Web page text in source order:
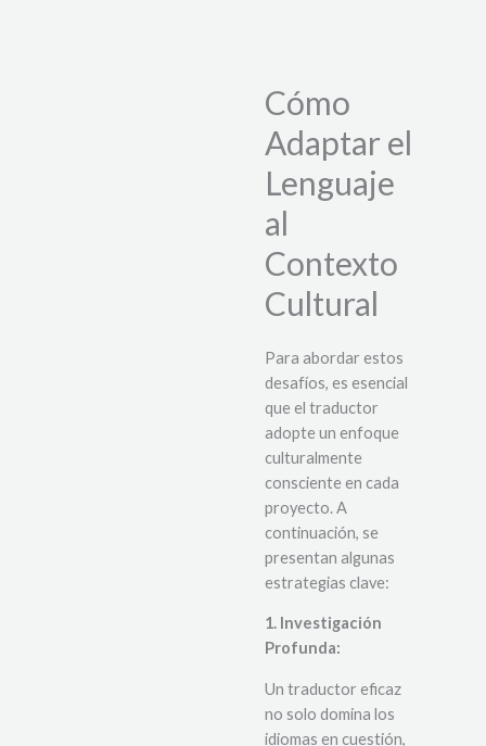
Cómo
Adaptar el
Lenguaje
al
Contexto
Cultural
Para abordar estos
desafíos, es esencial
que el traductor
adopte un enfoque
culturalmente
consciente en cada
proyecto.A
continuación, se
presentan algunas
estrategias clave:
1. Investigación
Profunda:
Un traductor eficaz
no solo domina los
idiomas en cuestión,